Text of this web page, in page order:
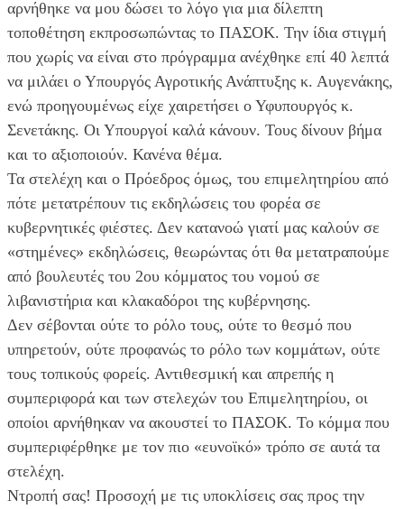
αρνήθηκε να μου δώσει το λόγο για μια δίλεπτη
τοποθέτηση εκπροσωπώντας το ΠΑΣΟΚ. Την ίδια στιγμή
που χωρίς να είναι στο πρόγραμμα ανέχθηκε επί 40 λεπτά
να μιλάει ο Υπουργός Αγροτικής Ανάπτυξης κ. Αυγενάκης,
ενώ προηγουμένως είχε χαιρετήσει ο Υφυπουργός κ.
Σενετάκης. Οι Υπουργοί καλά κάνουν. Τους δίνουν βήμα
και το αξιοποιούν. Κανένα θέμα.
Τα στελέχη και ο Πρόεδρος όμως, του επιμελητηρίου από
πότε μετατρέπουν τις εκδηλώσεις του φορέα σε
κυβερνητικές φιέστες. Δεν κατανοώ γιατί μας καλούν σε
«στημένες» εκδηλώσεις, θεωρώντας ότι θα μετατραπούμε
από βουλευτές του 2ου κόμματος του νομού σε
λιβανιστήρια και κλακαδόροι της κυβέρνησης.
Δεν σέβονται ούτε το ρόλο τους, ούτε το θεσμό που
υπηρετούν, ούτε προφανώς το ρόλο των κομμάτων, ούτε
τους τοπικούς φορείς. Αντιθεσμική και απρεπής η
συμπεριφορά και των στελεχών του Επιμελητηρίου, οι
οποίοι αρνήθηκαν να ακουστεί το ΠΑΣΟΚ. Το κόμμα που
συμπεριφέρθηκε με τον πιο «ευνοϊκό» τρόπο σε αυτά τα
στελέχη.
Ντροπή σας! Προσοχή με τις υποκλίσεις σας προς την